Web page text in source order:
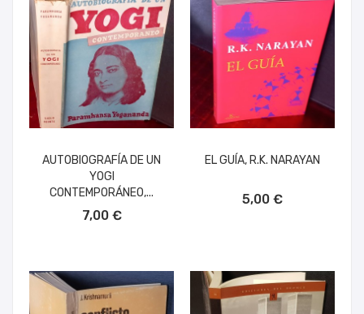
AUTOBIOGRAFÍA DE UN
YOGI
CONTEMPORÁNEO,...
7,00 €
EL GUÍA, R.K. NARAYAN
5,00 €